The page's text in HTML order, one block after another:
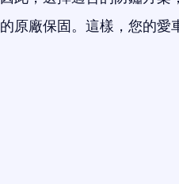
的原廠保固。這樣，您的愛